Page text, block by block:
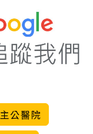
公醫院